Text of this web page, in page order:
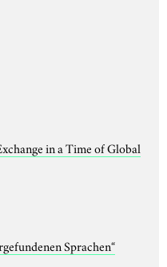
in a Time of Global
Sprachen“